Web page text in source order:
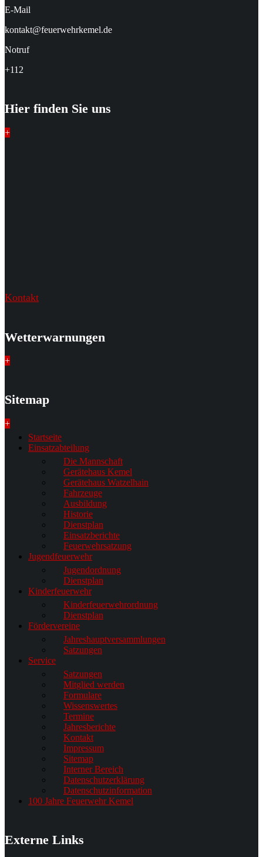
E-Mail
kontakt@feuerwehrkemel.de
Notruf
+112
Hier finden Sie uns
+
Kontakt
Wetterwarnungen
+
Sitemap
+
Startseite
Einsatzabteilung
Die Mannschaft
Gerätehaus Kemel
Gerätehaus Watzelhain
Fahrzeuge
Ausbildung
Historie
Dienstplan
Einsatzberichte
Feuerwehrsatzung
Jugendfeuerwehr
Jugendordnung
Dienstplan
Kinderfeuerwehr
Kinderfeuerwehrordnung
Dienstplan
Fördervereine
Jahreshauptversammlungen
Satzungen
Service
Satzungen
Mitglied werden
Formulare
Wissenswertes
Termine
Jahresberichte
Kontakt
Impressum
Sitemap
Interner Bereich
Datenschutzerklärung
Datenschutzinformation
100 Jahre Feuerwehr Kemel
Externe Links